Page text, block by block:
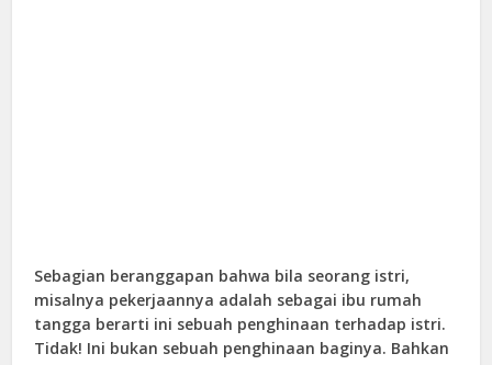
Sebagian beranggapan bahwa bila seorang istri,
misalnya pekerjaannya adalah sebagai ibu rumah
tangga berarti ini sebuah penghinaan terhadap istri.
Tidak! Ini bukan sebuah penghinaan baginya. Bahkan